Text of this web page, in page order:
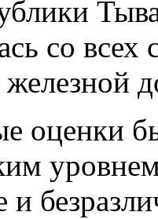
со
железной
оценки
и